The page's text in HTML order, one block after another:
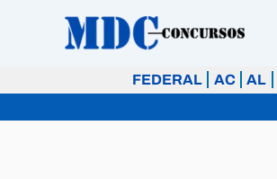
FEDERAL AC AL